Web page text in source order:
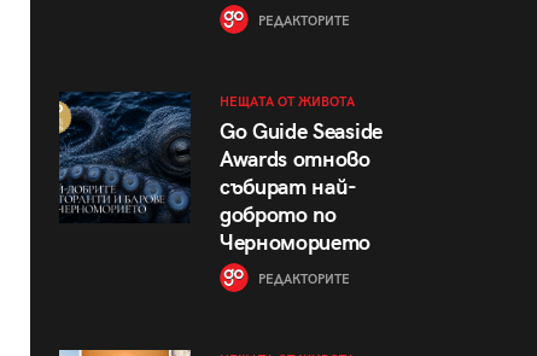
РЕДАКТОРИТЕ
НЕЩАТА ОТ ЖИВОТА
Go Guide Seaside
Awards отново
събират най-
доброто по
Черноморието
РЕДАКТОРИТЕ